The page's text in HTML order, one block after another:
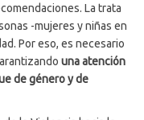
La trata
-mujeres y niñas en
Por eso, es necesario
una atención
de género y de